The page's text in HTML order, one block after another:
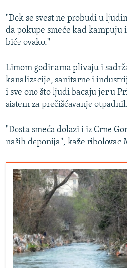
"Dok se svest ne probudi u
da pokupe smeće kad kampuju
biće ovako."
Limom godinama plivaju i
kanalizacije, sanitarne i
i sve ono što ljudi bacaju jer u
sistem za prečišćavanje
"Dosta smeća dolazi i iz Crne
naših deponija", kaže ribolovac